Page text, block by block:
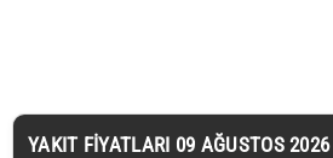
YAKIT FIYATLARI 09 AĞUSTOS 2026